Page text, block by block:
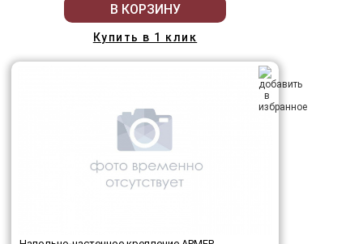
В КОРЗИНУ
Купить в 1 клик